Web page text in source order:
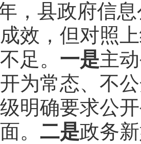
，县政府信
效，但对照
足。 一是主
为常态、不
明确要求公
。 二是政务